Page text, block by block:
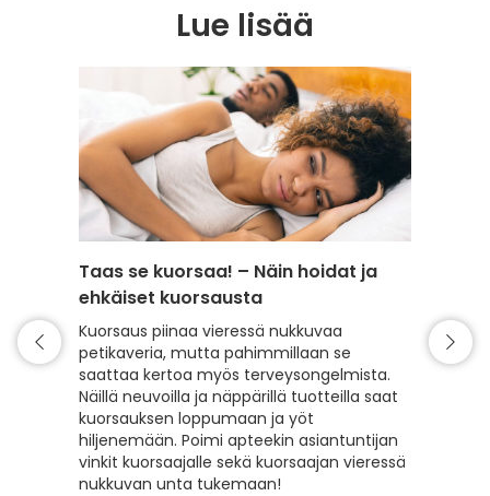
Lue lisää
Taas se kuorsaa! – Näin hoidat ja
ehkäiset kuorsausta
Kuorsaus piinaa vieressä nukkuvaa
petikaveria, mutta pahimmillaan se
saattaa kertoa myös terveysongelmista.
Näillä neuvoilla ja näppärillä tuotteilla saat
kuorsauksen loppumaan ja yöt
hiljenemään. Poimi apteekin asiantuntijan
vinkit kuorsaajalle sekä kuorsaajan vieressä
nukkuvan unta tukemaan!